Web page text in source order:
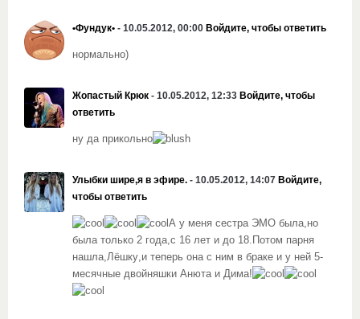
•Фундук• - 10.05.2012, 00:00 Войдите, чтобы ответить
нормально)
Жопастый Крюк - 10.05.2012, 12:33 Войдите, чтобы
ответить
ну да прикольно
Улыбки шире,я в эфире. - 10.05.2012, 14:07 Войдите,
чтобы ответить
А у меня сестра ЭМО была,но
была только 2 года,с 16 лет и до 18. Потом парня
нашла,Лёшку ,и теперь она с ним в браке и у ней 5-
месячные двойняшки Анюта и Дима!